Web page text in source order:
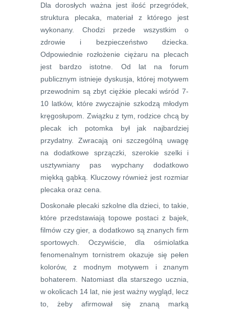
Dla dorosłych ważna jest ilość przegródek,
struktura plecaka, materiał z którego jest
wykonany. Chodzi przede wszystkim o
zdrowie i bezpieczeństwo dziecka.
Odpowiednie rozłożenie ciężaru na plecach
jest bardzo istotne. Od lat na forum
publicznym istnieje dyskusja, której motywem
przewodnim są zbyt ciężkie plecaki wśród 7-
10 latków, które zwyczajnie szkodzą młodym
kręgosłupom. Związku z tym, rodzice chcą by
plecak ich potomka był jak najbardziej
przydatny. Zwracają oni szczególną uwagę
na dodatkowe sprzączki, szerokie szelki i
usztywniany pas wypchany dodatkowo
miękką gąbką. Kluczowy również jest rozmiar
plecaka oraz cena.
Doskonałe plecaki szkolne dla dzieci, to takie,
które przedstawiają topowe postaci z bajek,
filmów czy gier, a dodatkowo są znanych firm
sportowych. Oczywiście, dla ośmiolatka
fenomenalnym tornistrem okazuje się pełen
kolorów, z modnym motywem i znanym
bohaterem. Natomiast dla starszego ucznia,
w okolicach 14 lat, nie jest ważny wygląd, lecz
to, żeby afirmował się znaną marką